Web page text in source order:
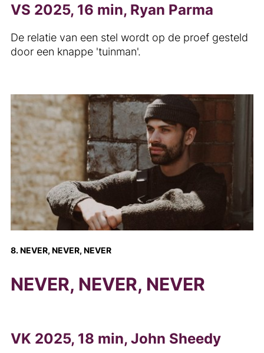
VS 2025, 16 min, Ryan Parma
De relatie van een stel wordt op de proef gesteld
door een knappe 'tuinman'.
8. NEVER, NEVER, NEVER
NEVER, NEVER, NEVER
VK 2025, 18 min, John Sheedy